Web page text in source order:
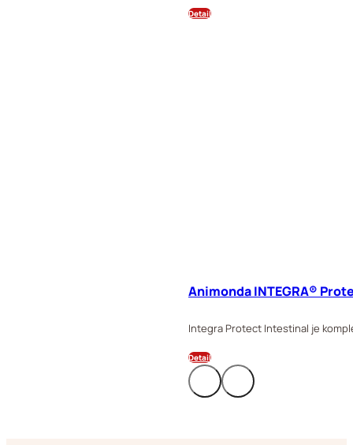
Detail
Animonda INTEGRA®
Integra Protect Intestinal je
Detail